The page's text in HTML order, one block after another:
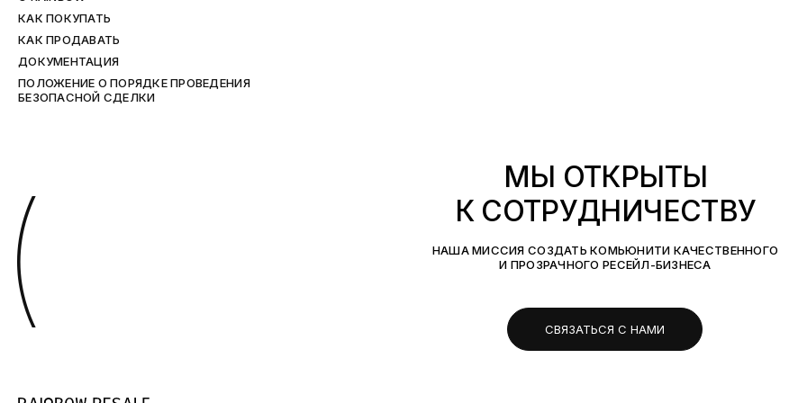
КАК ПОКУПАТЬ
КАК ПРОДАВАТЬ
ДОКУМЕНТАЦИЯ
ПОЛОЖЕНИЕ О ПОРЯДКЕ ПРОВЕДЕНИЯ
БЕЗОПАСНОЙ СДЕЛКИ
(
МЫ ОТКРЫТЫ
К СОТРУДНИЧЕСТВУ
НАША МИССИЯ СОЗДАТЬ КОМЬЮНИТИ КАЧЕСТВЕННОГО
И ПРОЗРАЧНОГО РЕСЕЙЛ-БИЗНЕСА
СВЯЗАТЬСЯ С НАМИ